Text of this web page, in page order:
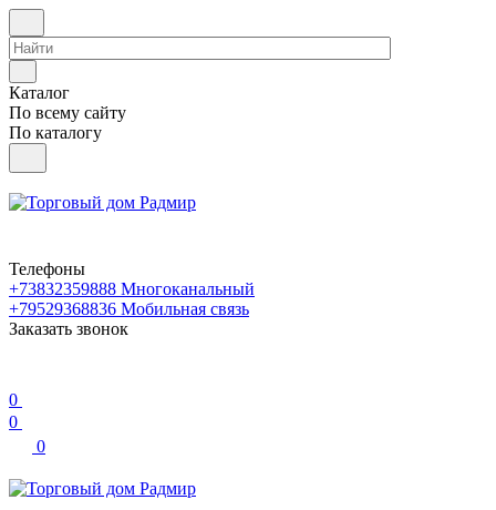
Каталог
По всему сайту
По каталогу
Телефоны
+73832359888 Многоканальный
+79529368836 Мобильная связь
Заказать звонок
0
0
0